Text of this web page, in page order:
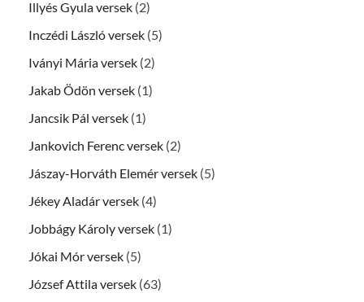
Illyés Gyula versek (2)
Inczédi László versek (5)
Iványi Mária versek (2)
Jakab Ödön versek (1)
Jancsik Pál versek (1)
Jankovich Ferenc versek (2)
Jászay-Horváth Elemér versek (5)
Jékey Aladár versek (4)
Jobbágy Károly versek (1)
Jókai Mór versek (5)
József Attila versek (63)